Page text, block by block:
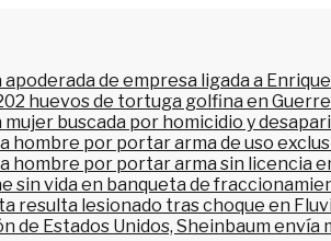
apoderada de empresa ligada a
huevos de tortuga golfina en
mujer buscada por homicidio y
hombre por portar arma de uso
hombre por portar arma sin licencia
sin vida en banqueta de
resulta lesionado tras choque en
de Estados Unidos, Sheinbaum envía